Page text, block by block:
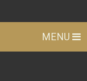
MENU